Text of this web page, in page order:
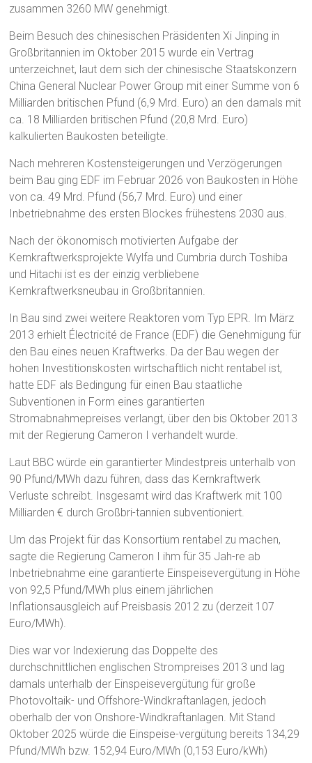
zusammen 3260 MW genehmigt.
Beim Besuch des chinesischen Präsidenten Xi Jinping in
Großbritannien im Oktober 2015 wurde ein Vertrag
unterzeichnet, laut dem sich der chinesische Staatskonzern
China General Nuclear Power Group mit einer Summe von 6
Milliarden britischen Pfund (6,9 Mrd. Euro) an den damals mit
ca. 18 Milliarden britischen Pfund (20,8 Mrd. Euro)
kalkulierten Baukosten beteiligte.
Nach mehreren Kostensteigerungen und Verzögerungen
beim Bau ging EDF im Februar 2026 von Baukosten in Höhe
von ca. 49 Mrd. Pfund (56,7 Mrd. Euro) und einer
Inbetriebnahme des ersten Blockes frühestens 2030 aus.
Nach der ökonomisch motivierten Aufgabe der
Kernkraftwerksprojekte Wylfa und Cumbria durch Toshiba
und Hitachi ist es der einzig verbliebene
Kernkraftwerksneubau in Großbritannien.
In Bau sind zwei weitere Reaktoren vom Typ EPR. Im März
2013 erhielt Électricité de France (EDF) die Genehmigung für
den Bau eines neuen Kraftwerks. Da der Bau wegen der
hohen Investitionskosten wirtschaftlich nicht rentabel ist,
hatte EDF als Bedingung für einen Bau staatliche
Subventionen in Form eines garantierten
Stromabnahmepreises verlangt, über den bis Oktober 2013
mit der Regierung Cameron I verhandelt wurde.
Laut BBC würde ein garantierter Mindestpreis unterhalb von
90 Pfund/MWh dazu führen, dass das Kernkraftwerk
Verluste schreibt. Insgesamt wird das Kraftwerk mit 100
Milliarden € durch Großbri-tannien subventioniert.
Um das Projekt für das Konsortium rentabel zu machen,
sagte die Regierung Cameron I ihm für 35 Jah-re ab
Inbetriebnahme eine garantierte Einspeisevergütung in Höhe
von 92,5 Pfund/MWh plus einem jährlichen
Inflationsausgleich auf Preisbasis 2012 zu (derzeit 107
Euro/MWh).
Dies war vor Indexierung das Doppelte des
durchschnittlichen englischen Strompreises 2013 und lag
damals unterhalb der Einspeisevergütung für große
Photovoltaik- und Offshore-Windkraftanlagen, jedoch
oberhalb der von Onshore-Windkraftanlagen. Mit Stand
Oktober 2025 würde die Einspeise-vergütung bereits 134,29
Pfund/MWh bzw. 152,94 Euro/MWh (0,153 Euro/kWh)